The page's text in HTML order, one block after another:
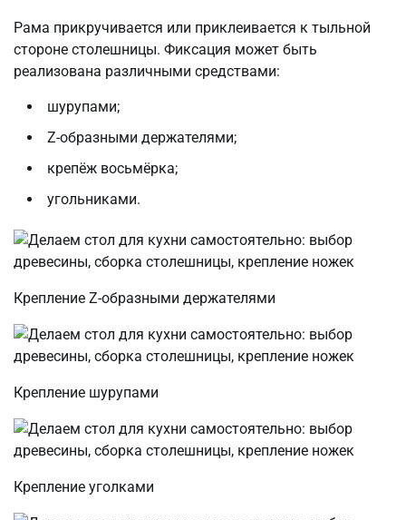
Рама прикручивается или приклеивается к тыльной
стороне столешницы. Фиксация может быть
реализована различными средствами:
шурупами;
Z-образными держателями;
крепёж восьмёрка;
угольниками.
Крепление Z-образными держателями
Крепление шурупами
Крепление уголками